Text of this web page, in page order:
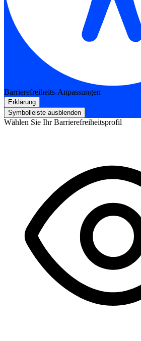
Barrierefreiheits-Anpassungen
Erklärung
Symbolleiste ausblenden
Wählen Sie Ihr Barrierefreiheitsprofil